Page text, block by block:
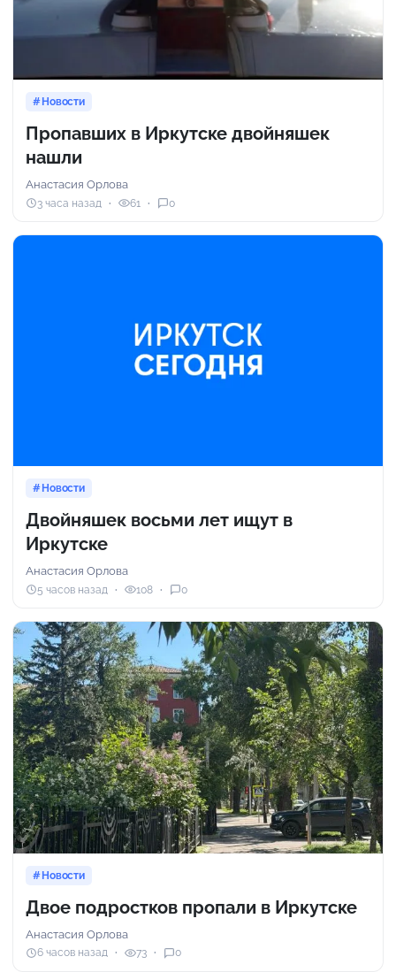
Новости
Пропавших в Иркутске двойняшек
нашли
Анастасия Орлова
3 часа назад 61 0
Новости
Двойняшек восьми лет ищут в
Иркутске
Анастасия Орлова
5 часов назад 108 0
Новости
Двое подростков пропали в Иркутске
Анастасия Орлова
6 часов назад 73 0